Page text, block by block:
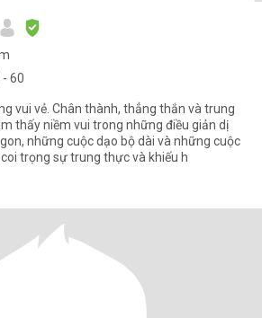
- 60
vui vẻ. Chân thành, thẳng thắn và trung
những cuộc dạo bộ dài và những cuộc
trọng sự trung thực và khiếu h